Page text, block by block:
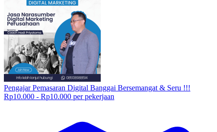
Pengajar Pemasaran Digital Banggai Bersemangat & Seru !!!
Rp10.000 - Rp10.000 per pekerjaan